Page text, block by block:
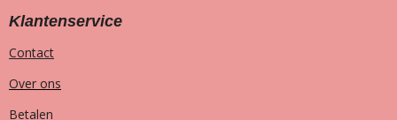
Klantenservice
Contact
Over ons
Betalen